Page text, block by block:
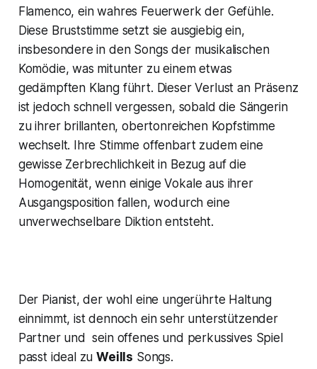
Flamenco, ein wahres Feuerwerk der Gefühle.
Diese Bruststimme setzt sie ausgiebig ein,
insbesondere in den Songs der musikalischen
Komödie, was mitunter zu einem etwas
gedämpften Klang führt. Dieser Verlust an Präsenz
ist jedoch schnell vergessen, sobald die Sängerin
zu ihrer brillanten, obertonreichen Kopfstimme
wechselt. Ihre Stimme offenbart zudem eine
gewisse Zerbrechlichkeit in Bezug auf die
Homogenität, wenn einige Vokale aus ihrer
Ausgangsposition fallen, wodurch eine
unverwechselbare Diktion entsteht.
Der Pianist, der wohl eine ungerührte Haltung
einnimmt, ist dennoch ein sehr unterstützender
Partner und sein offenes und perkussives Spiel
passt ideal zuWeills Songs.